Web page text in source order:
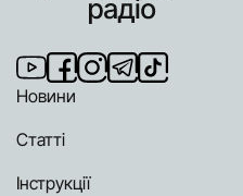
Новини
Статті
Інструкції